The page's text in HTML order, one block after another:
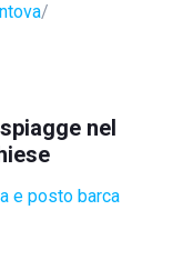
nel
e posto barca